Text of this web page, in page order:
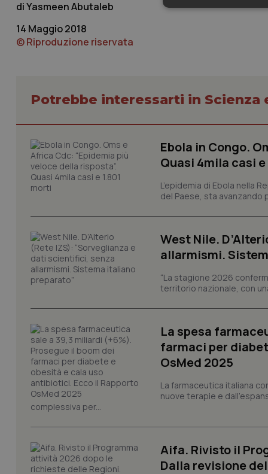
Yasmeen Abutaleb
14 Maggio 2018
© Riproduzione riservata
Potrebbe interessarti in Scienza
Ebola in Congo.
Quasi 4mila casi
L’epidemia di Ebola nella
del Paese, sta avanzando
West Nile.
allarmismi.
“La stagione 2026
territorio nazionale, con
La spesa
farmaci per
OsMed 2025
La farmaceutica italiana
nuove terapie e
complessiva per...
Aifa. Rivisto il
Dalla revisione
e l'accesso alle aree
Nome
tracking-enable
_ga